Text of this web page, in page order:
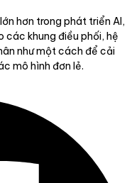
hơn trong phát triển AI,
khung điều phối, hệ
như một cách để cải
mô hình đơn lẻ.